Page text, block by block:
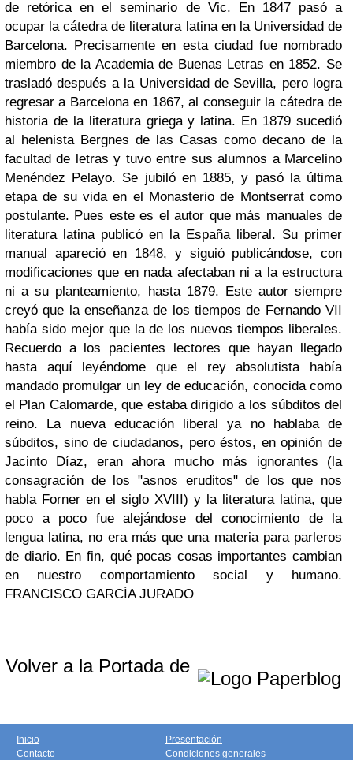
de retórica en el seminario de Vic. En 1847 pasó a
ocupar la cátedra de literatura latina en la Universidad de
Barcelona. Precisamente en esta ciudad fue nombrado
miembro de la Academia de Buenas Letras en 1852. Se
trasladó después a la Universidad de Sevilla, pero logra
regresar a Barcelona en 1867, al conseguir la cátedra de
historia de la literatura griega y latina. En 1879 sucedió
al helenista Bergnes de las Casas como decano de la
facultad de letras y tuvo entre sus alumnos a Marcelino
Menéndez Pelayo. Se jubiló en 1885, y pasó la última
etapa de su vida en el Monasterio de Montserrat como
postulante. Pues este es el autor que más manuales de
literatura latina publicó en la España liberal. Su primer
manual apareció en 1848, y siguió publicándose, con
modificaciones que en nada afectaban ni a la estructura
ni a su planteamiento, hasta 1879. Este autor siempre
creyó que la enseñanza de los tiempos de Fernando VII
había sido mejor que la de los nuevos tiempos liberales.
Recuerdo a los pacientes lectores que hayan llegado
hasta aquí leyéndome que el rey absolutista había
mandado promulgar un ley de educación, conocida como
el Plan Calomarde, que estaba dirigido a los súbditos del
reino. La nueva educación liberal ya no hablaba de
súbditos, sino de ciudadanos, pero éstos, en opinión de
Jacinto Díaz, eran ahora mucho más ignorantes (la
consagración de los "asnos eruditos" de los que nos
habla Forner en el siglo XVIII) y la literatura latina, que
poco a poco fue alejándose del conocimiento de la
lengua latina, no era más que una materia para parleros
de diario. En fin, qué pocas cosas importantes cambian
en nuestro comportamiento social y humano.
FRANCISCO GARCÍA JURADO
Volver a la Portada de
Inicio
Contacto
Presentación
Condiciones generales